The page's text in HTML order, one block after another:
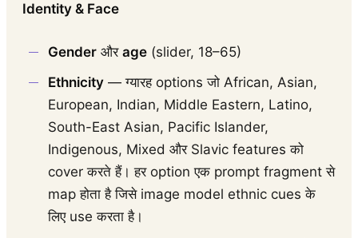
Identity & Face
Gender और age (slider, 18–65)
Ethnicity — ग्यारह options जो African, Asian,
European, Indian, Middle Eastern, Latino,
South-East Asian, Pacific Islander,
Indigenous, Mixed और Slavic features को
cover करते हैं। हर option एक prompt fragment से
map होता है जिसे image model ethnic cues के
लिए use करता है।